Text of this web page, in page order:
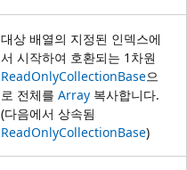
대상 배열의 지정된 인덱스에
서 시작하여 호환되는 1차원
ReadOnlyCollectionBase으
로 전체를 Array 복사합니다.
(다음에서 상속됨
ReadOnlyCollectionBase)